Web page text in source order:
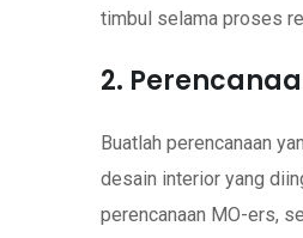
timbul selama proses
2.
Buatlah perencanaan
desain interior yang
perencanaan MO-ers,